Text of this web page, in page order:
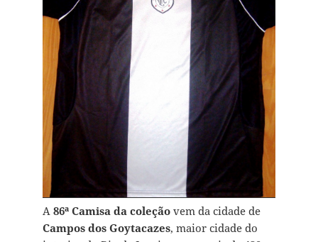
A 86ª Camisa da coleçãovem da cidade de
Campos dos Goytacazes, maior cidade do